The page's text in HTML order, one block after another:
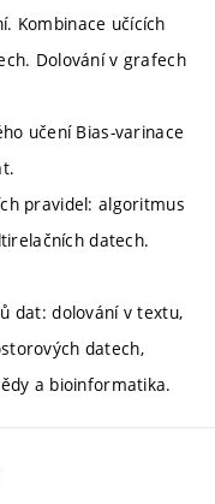
Kombinace učících
Dolování v grafech
učení Bias-varinace
pravidel: algoritmus
datech.
dat: dolování v textu,
datech,
a bioinformatika.